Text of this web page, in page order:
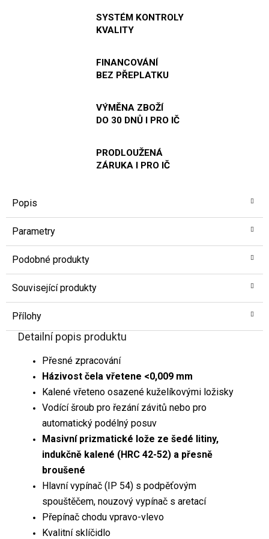
SYSTÉM KONTROLY
KVALITY
FINANCOVÁNÍ
BEZ PŘEPLATKU
VÝMĚNA ZBOŽÍ
DO 30 DNŮ I PRO IČ
PRODLOUŽENÁ
ZÁRUKA I PRO IČ
Popis
Parametry
Podobné produkty
Související produkty
Přílohy
Detailní popis produktu
Přesné zpracování
Házivost čela vřetene <0,009 mm
Kalené vřeteno osazené kuželíkovými ložisky
Vodící šroub pro řezání závitů nebo pro
automatický podélný posuv
Masivní prizmatické lože ze šedé litiny,
indukčně kalené (HRC 42-52) a přesně
broušené
Hlavní vypínač (IP 54) s podpěťovým
spouštěčem, nouzový vypínač s aretací
Přepínač chodu vpravo-vlevo
Kvalitní sklíčidlo